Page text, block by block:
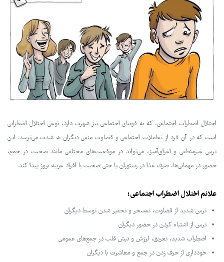
اختلال اضطراب اجتماعی، که به فوبیای اجتماعی نیز شهرت دارد، نوعی اختلال اضطرابی
است که در آن فرد از تعاملات اجتماعی و قضاوت منفی دیگران به شدت می‌ترسد. این
ترس غیرمنطقی و اغراق‌آمیز، می‌تواند در موقعیت‌های مختلفی مانند صحبت در جمع،
حضور در مهمانی‌ها، صرف غذا در رستوران یا حتی صحبت با افراد غریبه بروز پیدا کند.
علائم اختلال اضطراب اجتماعی:
ترس شدید از قضاوت، تمسخر و تحقیر شدن توسط دیگران
ترس از اشتباه کردن در حضور دیگران
اضطراب شدید، تعریق، لرزش و تپش قلب در جمع‌های عمومی
خودداری از حرف زدن در جمع و معاشرت با دیگران